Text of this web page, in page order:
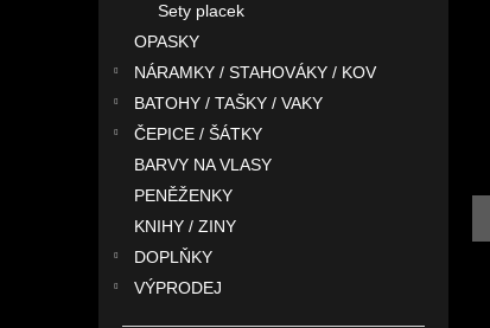
Sety placek
OPASKY
NÁRAMKY / STAHOVÁKY / KOV
BATOHY / TAŠKY / VAKY
ČEPICE / ŠÁTKY
BARVY NA VLASY
PENĚŽENKY
KNIHY / ZINY
DOPLŇKY
VÝPRODEJ